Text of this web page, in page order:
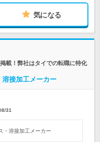
気になる
載！弊社はタイでの転職に特化
溶接加工メーカー
31
・溶接加工メーカー